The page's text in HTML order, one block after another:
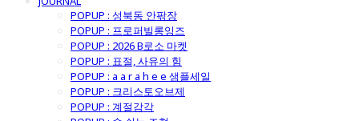
POPUP : 성북동 안팎장
POPUP : 프로퍼빌롱잉즈
POPUP : 2026 B로소 마켓
POPUP : 표절, 사유의 힘
POPUP : a a r a h e e 샘플세일
POPUP : 크리스토오브제
POPUP : 계절감각